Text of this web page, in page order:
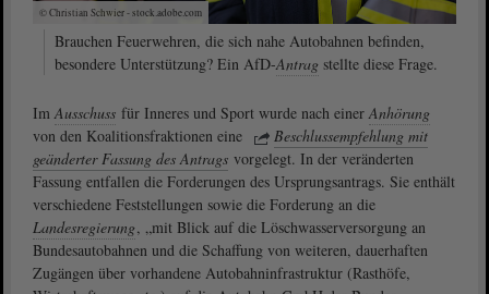
© Christian Schwier - stock.adobe.com
Brauchen Feuerwehren, die sich nahe Autobahnen befinden,
besondere Unterstützung? Ein AfD-Antrag stellte diese Frage.
ImAusschuss für Inneres und Sport wurde nach einerAnhörung
von den Koalitionsfraktionen eine
Beschlussempfehlung mit
geänderter Fassung des Antrags vorgelegt. In der veränderten
Fassung entfallen die Forderungen des Ursprungsantrags. Sie enthält
verschiedene Feststellungen sowie die Forderung an die
Landesregierung, „mit Blick auf die Löschwasserversorgung an
Bundesautobahnen und die Schaffung von weiteren, dauerhaften
Zugängen über vorhandene Autobahninfrastruktur (Rasthöfe,